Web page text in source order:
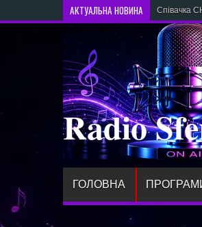
АКТУАЛЬНА НОВИНА Співачка
Radio
ГОЛОВНА